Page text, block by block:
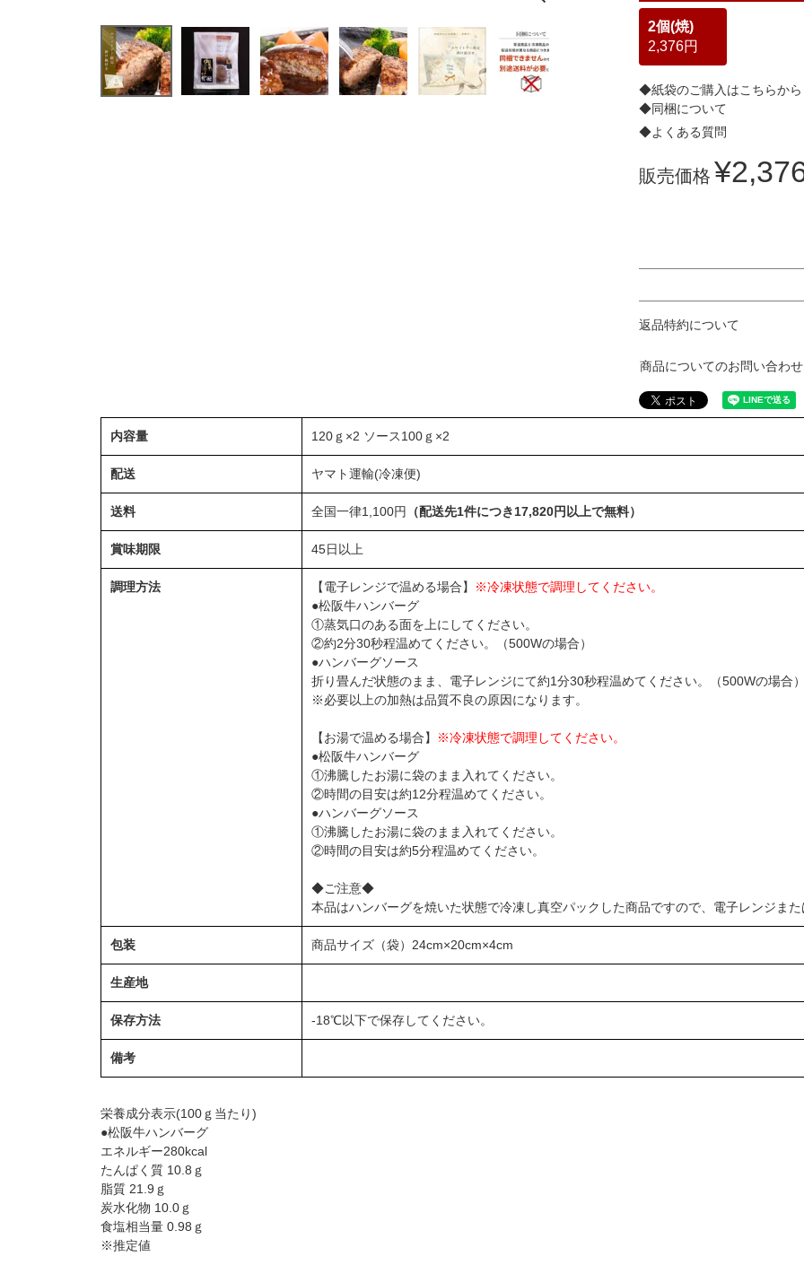
2個(焼)
2,376円
◆紙袋のご購入はこちらから
◆同梱について
◆よくある質問
販売価格 ¥
返品特約について
商品についてのお問い合わせ
内容量 120ｇ×2 ソース100ｇ×2
配送 ヤマト運輸(冷凍便)
送料 全国一律1,100円 （配送先1件につき17,820円以上で無料）
賞味期限 45日以上
調理方法 【電子レンジで温める場合】
※冷凍状態で調理してください。
●松阪牛ハンバーグ
①蒸気口のある面を上にしてください。
②約2分30秒程温めてください。（500Wの場合）
●ハンバーグソース
折り畳んだ状態のまま、電子レンジにて約1分30秒程温めてください。（500Wの場合
※必要以上の加熱は品質不良の原因になります。
【お湯で温める場合】
※冷凍状態で調理してください。
●松阪牛ハンバーグ
①沸騰したお湯に袋のまま入れてください。
②時間の目安は約12分程温めてください。
●ハンバーグソース
①沸騰したお湯に袋のまま入れてください。
②時間の目安は約5分程温めてください。
◆ご注意◆
本品はハンバーグを焼いた状態で冷凍し真空パックした商品ですので、電子レンジま
包装 商品サイズ（袋）24cm×20cm×4cm
生産地
保存方法 -18℃以下で保存してください。
備考
栄養成分表示(100ｇ当たり)
●松阪牛ハンバーグ
エネルギー280kcal
たんぱく質 10.8ｇ
脂質 21.9ｇ
炭水化物 10.0ｇ
食塩相当量 0.98ｇ
※推定値